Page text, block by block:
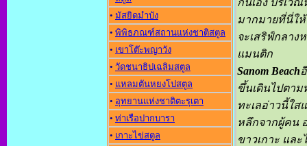
• มัสยิดมำบัง
• พิพิธภณฑ์สถานแห่งชาติสตูล
• เขาโต๊ะพญาวัง
• วัดชนาธิปเฉลิมสตูล
• แหลมตันหยงโปสตูล
• อุทยานแห่งชาติตะรุเตา
• ท่าเรือปากบารา
• เกาะไข่สตูล
กันเอง บริเว
มากมายที่นี่ให้
จะเสริฟ์กลาง
แมนติก
Sanom Beach
ขึ้นเดินไปตาม
ทะเลอ่าวนี้ใส
หลึกจากผู้คน
ขาวเกาะ แล